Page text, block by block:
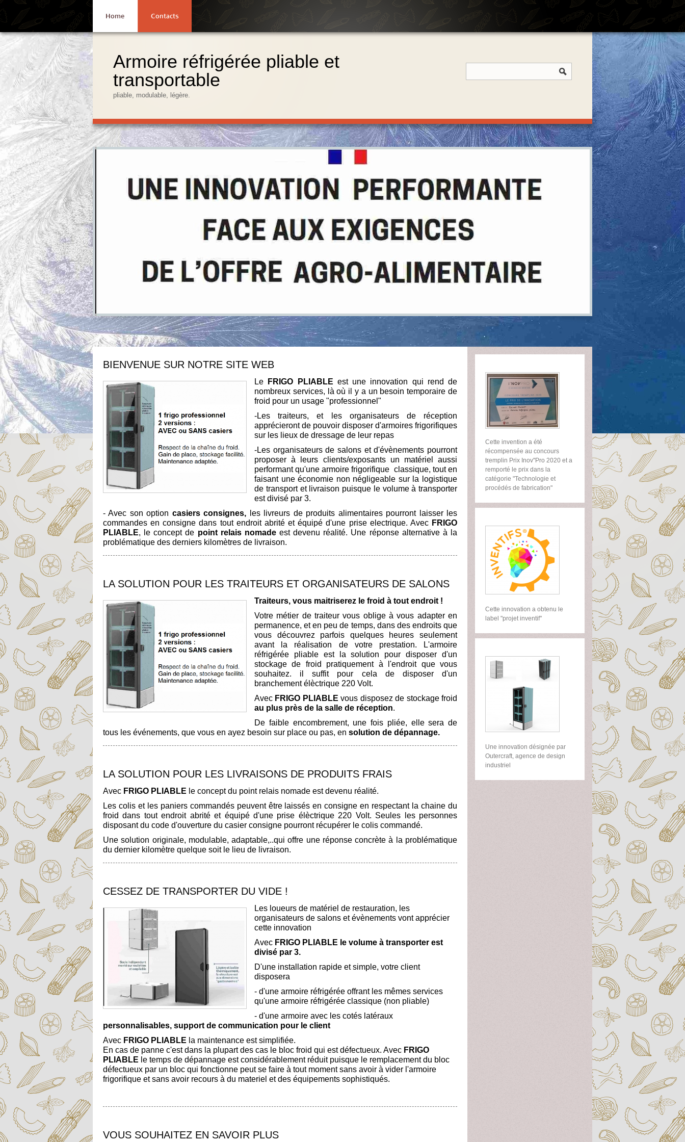
Armoire réfrigérée pliable et
transportable
pliable, modulable, légère.
Home Contacts
BIENVENUE SUR NOTRE SITE WEB
Le FRIGO PLIABLE est une innovation qui rend de
nombreux services, là où il y a un besoin temporaire de
froid pour un usage "professionnel"
-Les traiteurs, et les organisateurs de réception
apprécieront de pouvoir disposer d'armoires frigorifiques
sur les lieux de dressage de leur repas
-Les organisateurs de salons et d'évènements pourront
proposer à leurs clients/exposants un matériel aussi
performant qu'une armoire frigorifique classique, tout en
faisant une économie non négligeable sur la logistique
de transport et livraison puisque le volume à transporter
est divisé par 3.
- Avec son option casiers consignes, les livreurs de produits alimentaires pourront laisser les
commandes en consigne dans tout endroit abrité et équipé d'une prise electrique. Avec FRIGO
PLIABLE, le concept de point relais nomadeest devenu réalité. Une réponse alternative à la
problématique des derniers kilomètres de livraison.
LA SOLUTION POUR LES TRAITEURS ET ORGANISATEURS DE SALONS
Traiteurs, vous maitriserez le froid à tout endroit !
Votre métier de traiteur vous oblige à vous adapter en
permanence, et en peu de temps, dans des endroits que
vous découvrez parfois quelques heures seulement
avant la réalisation de votre prestation. L'armoire
réfrigérée pliable est la solution pour disposer d'un
stockage de froid pratiquement à l'endroit que vous
souhaitez. il suffit pour cela de disposer d'un
branchement élèctrique 220 Volt.
Avec FRIGO PLIABLE vous disposez de stockage froid
au plus près de la salle de réception.
De faible encombrement, une fois pliée, elle sera de
tous les événements, que vous en ayez besoin sur place ou pas, en solution de dépannage.
LA SOLUTION POUR LES LIVRAISONS DE PRODUITS FRAIS
Avec FRIGO PLIABLE le concept du point relais nomade est devenu réalité.
Les colis et les paniers commandés peuvent être laissés en consigne en respectant la chaine du
froid dans tout endroit abrité et équipé d'une prise élèctrique 220 Volt. Seules les personnes
disposant du code d'ouverture du casier consigne pourront récupérer le colis commandé.
Une solution originale, modulable, adaptable,..qui offre une réponse concrète à la problématique
du dernier kilomètre quelque soit le lieu de livraison.
CESSEZ DE TRANSPORTER DU VIDE !
Les loueurs de matériel de restauration, les
organisateurs de salons et évènements vont apprécier
cette innovation
Avec FRIGO PLIABLE le volume à transporter est
divisé par 3.
D'une installation rapide et simple, votre client
disposera
- d'une armoire réfrigérée offrant les mêmes services
qu'une armoire réfrigérée classique (non pliable)
- d'une armoire avec les cotés latéraux
personnalisables, support de communication pour le client
Avec FRIGO PLIABLE la maintenance est simplifiée.
En cas de panne c'est dans la plupart des cas le bloc froid qui est défectueux. Avec FRIGO
PLIABLE le temps de dépannage est considérablement réduit puisque le remplacement du bloc
défectueux par un bloc qui fonctionne peut se faire à tout moment sans avoir à vider l'armoire
frigorifique et sans avoir recours à du materiel et des équipements sophistiqués.
VOUS SOUHAITEZ EN SAVOIR PLUS
Cette invention a été
récompensée au concours
tremplin Prix Inov''Pro 2020 et a
remporté le prix dans la
catégorie "Technologie et
procédés de fabrication"
Cette innovation a obtenu le
label "projet inventif"
Une innovation désignée par
Outercraft, agence de design
industriel